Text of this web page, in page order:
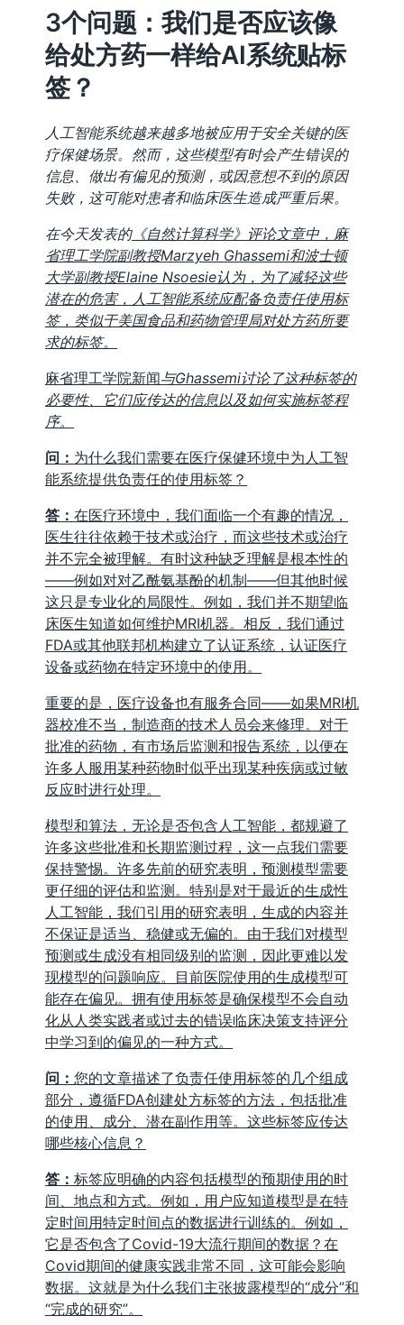
3个问题：我们是否应该像
给处方药一样给AI系统贴标
签？
人工智能系统越来越多地被应用于安全关键的医
疗保健场景。然而，这些模型有时会产生错误的
信息、做出有偏见的预测，或因意想不到的原因
失败，这可能对患者和临床医生造成严重后果。
在今天发表的《自然计算科学》评论文章中，麻
省理工学院副教授Marzyeh Ghassemi和波士顿
大学副教授Elaine Nsoesie认为，为了减轻这些
潜在的危害，人工智能系统应配备负责任使用标
签，类似于美国食品和药物管理局对处方药所要
求的标签。
麻省理工学院新闻与Ghassemi讨论了这种标签的
必要性、它们应传达的信息以及如何实施标签程
序。
问： 为什么我们需要在医疗保健环境中为人工智
能系统提供负责任的使用标签？
答： 在医疗环境中，我们面临一个有趣的情况，
医生往往依赖于技术或治疗，而这些技术或治疗
并不完全被理解。有时这种缺乏理解是根本性的
——例如对对乙酰氨基酚的机制——但其他时候
这只是专业化的局限性。例如，我们并不期望临
床医生知道如何维护MRI机器。相反，我们通过
FDA或其他联邦机构建立了认证系统，认证医疗
设备或药物在特定环境中的使用。
重要的是，医疗设备也有服务合同——如果MRI机
器校准不当，制造商的技术人员会来修理。对于
批准的药物，有市场后监测和报告系统，以便在
许多人服用某种药物时似乎出现某种疾病或过敏
反应时进行处理。
模型和算法，无论是否包含人工智能，都规避了
许多这些批准和长期监测过程，这一点我们需要
保持警惕。许多先前的研究表明，预测模型需要
更仔细的评估和监测。特别是对于最近的生成性
人工智能，我们引用的研究表明，生成的内容并
不保证是适当、稳健或无偏的。由于我们对模型
预测或生成没有相同级别的监测，因此更难以发
现模型的问题响应。目前医院使用的生成模型可
能存在偏见。拥有使用标签是确保模型不会自动
化从人类实践者或过去的错误临床决策支持评分
中学习到的偏见的一种方式。
问： 您的文章描述了负责任使用标签的几个组成
部分，遵循FDA创建处方标签的方法，包括批准
的使用、成分、潜在副作用等。这些标签应传达
哪些核心信息？
答： 标签应明确的内容包括模型的预期使用的时
间、地点和方式。例如，用户应知道模型是在特
定时间用特定时间点的数据进行训练的。例如，
它是否包含了Covid-19大流行期间的数据？在
Covid期间的健康实践非常不同，这可能会影响
数据。这就是为什么我们主张披露模型的“成分”和
“完成的研究”。